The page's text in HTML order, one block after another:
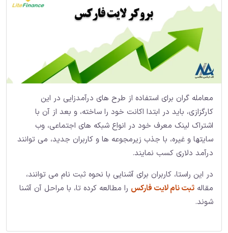
معامله گران برای استفاده از طرح های درآمدزایی در این
کارگزازی، باید در ابتدا اکانت خود را ساخته، و بعد از آن با
اشتراک لینک معرف خود در انواع شبکه های اجتماعی، وب
سایتها و غیره، با جذب زیرمجوعه ها و کاربران جدید، می توانند
درآمد دلاری کسب نمایند.
در این راستا، کاربران برای آشنایی با نحوه ثبت نام می توانند،
مقاله ثبت نام لایت فارکس را مطالعه کرده تا، با مراحل آن آشنا
شوند.